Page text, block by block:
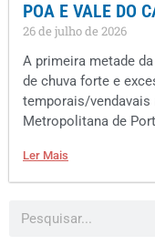
POA E VALE DO
26 de julho de 2026
A primeira metade
de chuva forte e
temporais/vendavais
Metropolitana de
Ler Mais